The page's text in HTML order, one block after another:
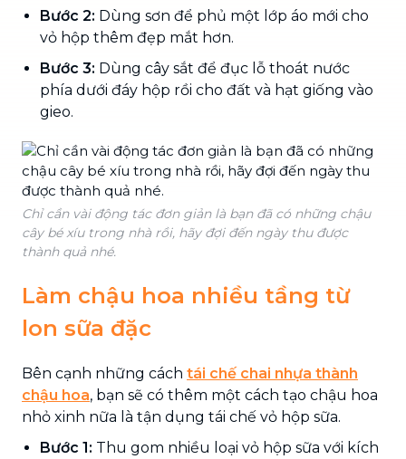
Bước 2: Dùng sơn để phủ một lớp áo mới cho
vỏ hộp thêm đẹp mắt hơn.
Bước 3: Dùng cây sắt để đục lỗ thoát nước
phía dưới đáy hộp rồi cho đất và hạt giống vào
gieo.
Chỉ cần vài động tác đơn giản là bạn đã có những chậu
cây bé xíu trong nhà rồi, hãy đợi đến ngày thu được
thành quả nhé.
Làm chậu hoa nhiều tầng từ
lon sữa đặc
Bên cạnh những cách tái chế chai nhựa thành
chậu hoa, bạn sẽ có thêm một cách tạo chậu hoa
nhỏ xinh nữa là tận dụng tái chế vỏ hộp sữa.
Bước 1: Thu gom nhiều loại vỏ hộp sữa với kích